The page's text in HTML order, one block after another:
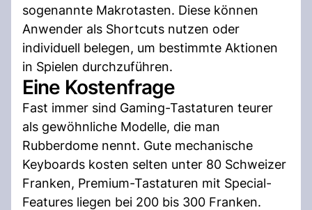
sogenannte Makrotasten. Diese können
Anwender als Shortcuts nutzen oder
individuell belegen, um bestimmte Aktionen
in Spielen durchzuführen.
Eine Kostenfrage
Fast immer sind Gaming-Tastaturen teurer
als gewöhnliche Modelle, die man
Rubberdome nennt. Gute mechanische
Keyboards kosten selten unter 80 Schweizer
Franken, Premium-Tastaturen mit Special-
Features liegen bei 200 bis 300 Franken.